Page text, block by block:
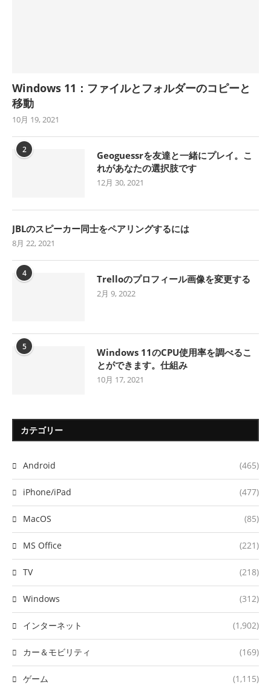
Windows 11：ファイルとフォルダーのコピーと
移動
10月 19, 2021
2
Geoguessrを友達と一緒にプレイ。こ
れがあなたの選択肢です
12月 30, 2021
JBLのスピーカー同士をペアリングするには
8月 22, 2021
4 Trelloのプロフィール画像を変更する
2月 9, 2022
5
Windows 11のCPU使用率を調べるこ
とができます。仕組み
10月 17, 2021
カテゴリー
Android (465)
iPhone/iPad (477)
MacOS (85)
MS Office (221)
TV (218)
Windows (312)
インターネット (1,902)
カー＆モビリティ (169)
ゲーム (1,115)